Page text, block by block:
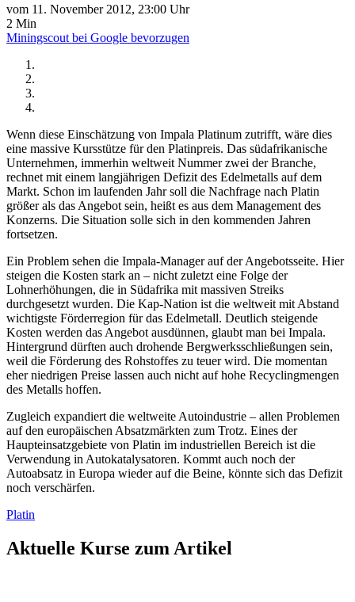
vom 11. November 2012, 23:00 Uhr
2 Min
Miningscout bei Google bevorzugen
Wenn diese Einschätzung von Impala Platinum zutrifft, wäre dies
eine massive Kursstütze für den Platinpreis. Das südafrikanische
Unternehmen, immerhin weltweit Nummer zwei der Branche,
rechnet mit einem langjährigen Defizit des Edelmetalls auf dem
Markt. Schon im laufenden Jahr soll die Nachfrage nach Platin
größer als das Angebot sein, heißt es aus dem Management des
Konzerns. Die Situation solle sich in den kommenden Jahren
fortsetzen.
Ein Problem sehen die Impala-Manager auf der Angebotsseite. Hier
steigen die Kosten stark an – nicht zuletzt eine Folge der
Lohnerhöhungen, die in Südafrika mit massiven Streiks
durchgesetzt wurden. Die Kap-Nation ist die weltweit mit Abstand
wichtigste Förderregion für das Edelmetall. Deutlich steigende
Kosten werden das Angebot ausdünnen, glaubt man bei Impala.
Hintergrund dürften auch drohende Bergwerksschließungen sein,
weil die Förderung des Rohstoffes zu teuer wird. Die momentan
eher niedrigen Preise lassen auch nicht auf hohe Recyclingmengen
des Metalls hoffen.
Zugleich expandiert die weltweite Autoindustrie – allen Problemen
auf den europäischen Absatzmärkten zum Trotz. Eines der
Haupteinsatzgebiete von Platin im industriellen Bereich ist die
Verwendung in Autokatalysatoren. Kommt auch noch der
Autoabsatz in Europa wieder auf die Beine, könnte sich das Defizit
noch verschärfen.
Platin
Aktuelle Kurse zum Artikel